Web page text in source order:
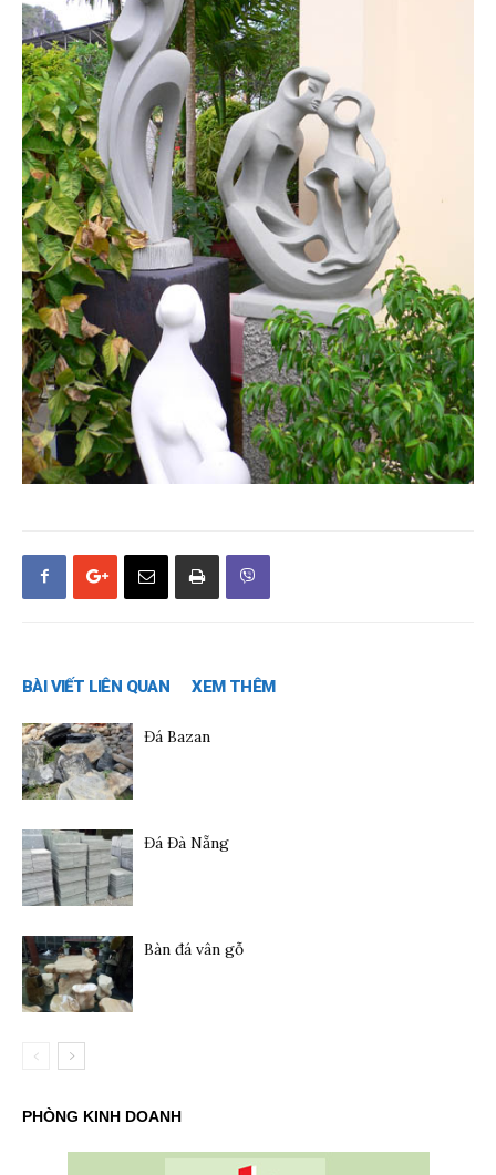
BÀI VIẾT LIÊN QUAN XEM THÊM
Đá Bazan
Đá Đà Nẵng
Bàn đá vân gỗ
PHÒNG KINH DOANH